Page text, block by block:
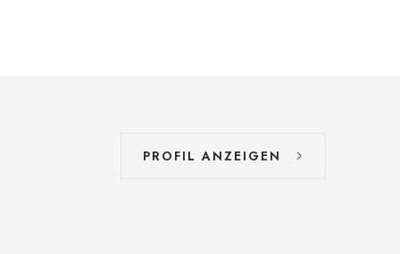
PROFIL ANZEIGEN